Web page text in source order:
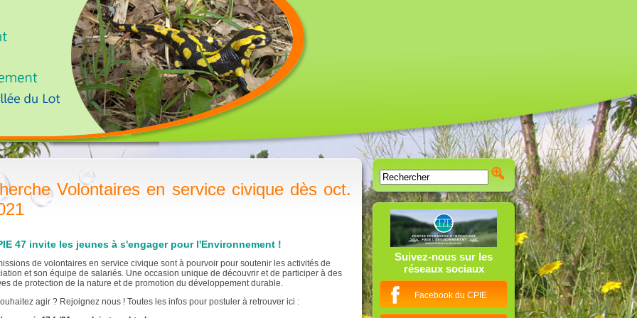
Volontaires en service civique dès oct.
47 invite les jeunes à s'engager pour l'Environnement !
de volontaires en service civique sont à pourvoir pour soutenir les activités de
et son équipe de salariés. Une occasion unique de découvrir et de participer à des
de protection de la nature et de promotion du développement durable.
agir ? Rejoignez nous ! Toutes les infos pour postuler à retrouver ici :
Suivez-nous sur les
réseaux sociaux
Facebook du CPIE